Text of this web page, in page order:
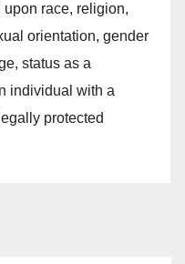
race, religion,
orientation, gender
status as a
individual with a
protected